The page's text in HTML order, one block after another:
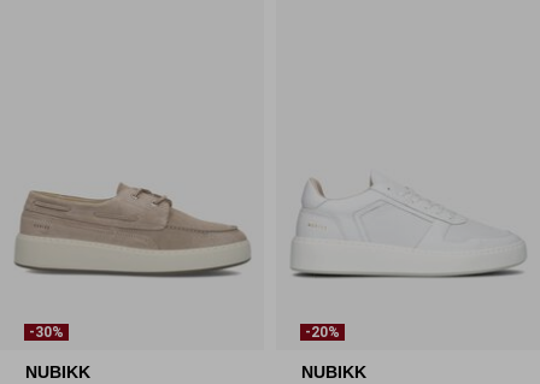
-30%
NUBIKK
-20%
NUBIKK